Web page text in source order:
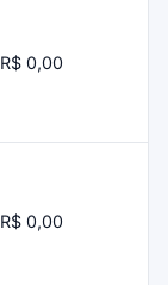
R$ 0,00
R$ 0,00